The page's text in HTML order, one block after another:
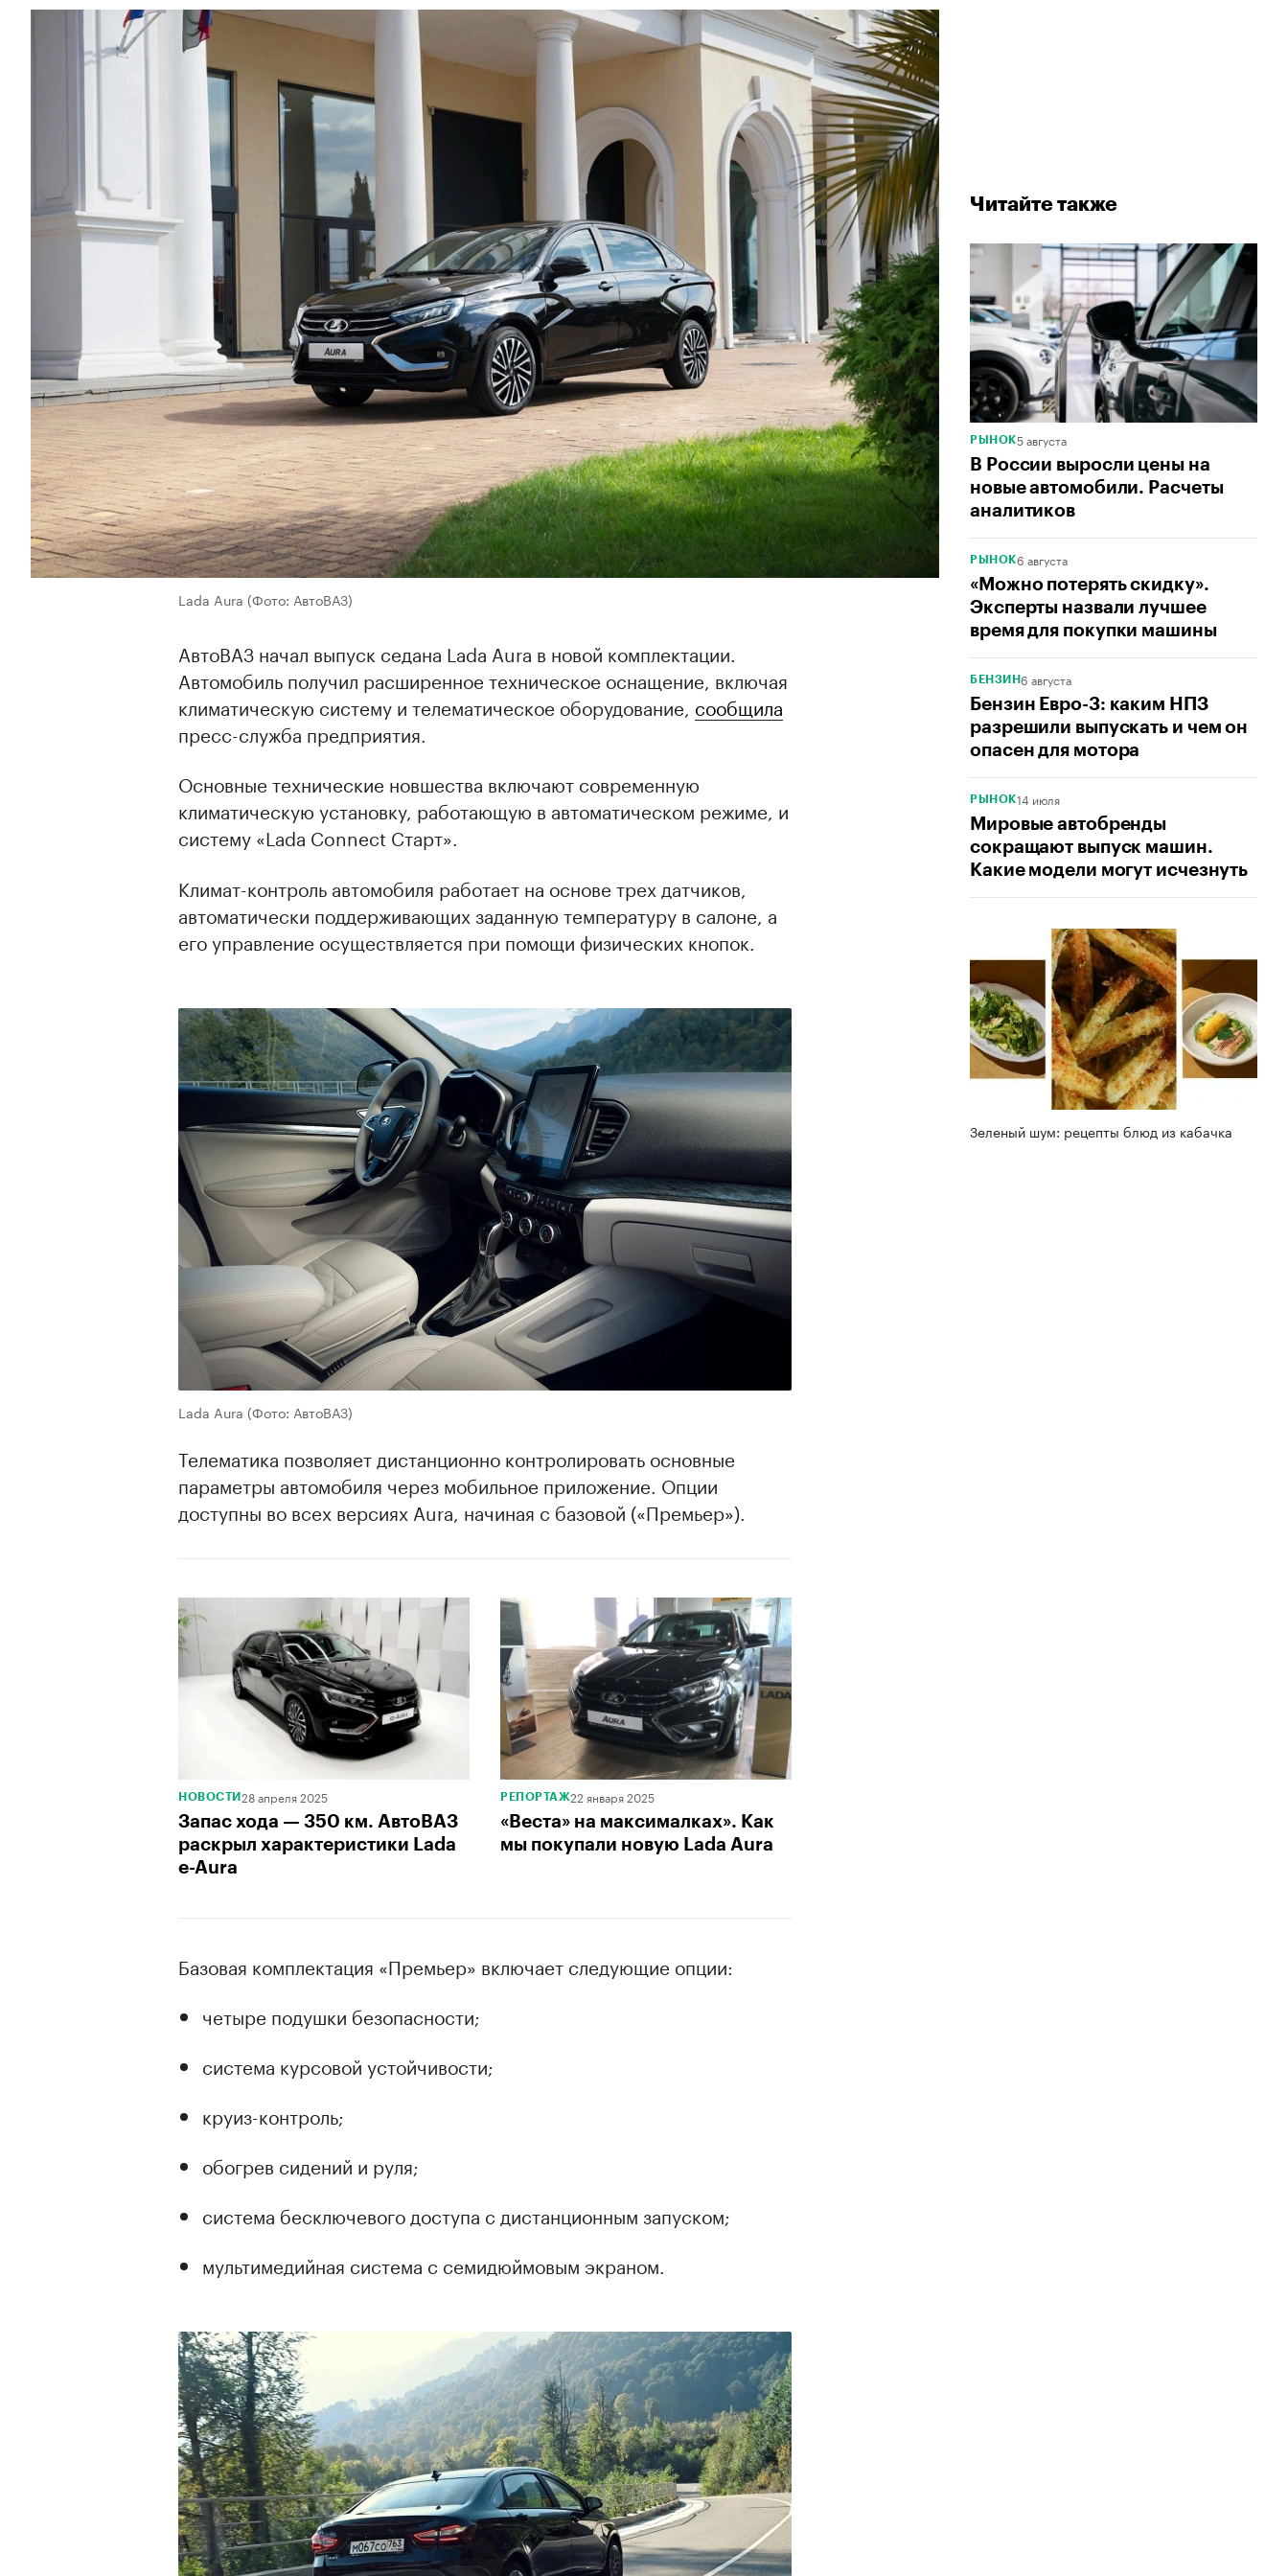
Читайте также
РЫНОК5 августа
В России выросли цены на
новые автомобили. Расчеты
аналитиков
РЫНОК6 августа
«Можно потерять скидку».
Эксперты назвали лучшее
время для покупки машины
БЕНЗИН6 августа
Бензин Евро-3: каким НПЗ
разрешили выпускать и чем он
опасен для мотора
РЫНОК14 июля
Мировые автобренды
сокращают выпуск машин.
Какие модели могут исчезнуть
Зеленый шум: рецепты блюд из кабачка
Lada Aura (Фото: АвтоВАЗ)
АвтоВАЗ начал выпуск седана Lada Aura в новой комплектации.
Автомобиль получил расширенное техническое оснащение, включая
климатическую систему и телематическое оборудование, сообщила
пресс-служба предприятия.
Основные технические новшества включают современную
климатическую установку, работающую в автоматическом режиме, и
систему «Lada Connect Старт».
00:00 / 00:00
Климат-контроль автомобиля работает на основе трех датчиков,
автоматически поддерживающих заданную температуру в салоне, а
его управление осуществляется при помощи физических кнопок.
Lada Aura (Фото: АвтоВАЗ)
Телематика позволяет дистанционно контролировать основные
параметры автомобиля через мобильное приложение. Опции
доступны во всех версиях Aura, начиная с базовой («Премьер»).
НОВОСТИ 28 апреля 2025
Запас хода — 350 км. АвтоВАЗ
раскрыл характеристики Lada
e-Aura
РЕПОРТАЖ22 января 2025
«Веста» на максималках». Как
мы покупали новую Lada Aura
Базовая комплектация «Премьер» включает следующие опции:
четыре подушки безопасности;
система курсовой устойчивости;
круиз-контроль;
обогрев сидений и руля;
система бесключевого доступа с дистанционным запуском;
мультимедийная система с семидюймовым экраном.